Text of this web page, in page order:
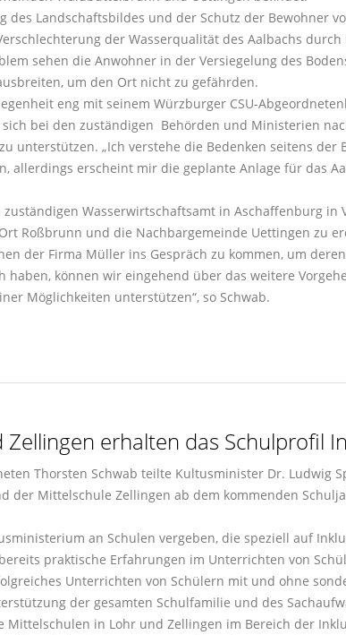
Landschaftsbildes und der Schutz der Bewohner
der Wasserqualität des Aalbachs
sehen die Anwohner in der Versiegelung des
um den Ort nicht zu gefährden.
eng mit seinem Würzburger CSU-
bei den zuständigen Behörden und Ministerien
unterstützen. „Ich verstehe die Bedenken seitens der
allerdings erscheint mir die geplante Anlage für das
Wasserwirtschaftsamt in Aschaffenburg in
Roßbrunn und die Nachbargemeinde Uettingen zu
der Firma Müller ins Gespräch zu kommen, um
können wir eingehend über das weitere
Möglichkeiten unterstützen“, so Schwab.
erhalten das Schulprofil
Thorsten Schwab teilte Kultusminister Dr. Ludwig
der Mittelschule Zellingen ab dem kommenden
an Schulen vergeben, die speziell auf
praktische Erfahrungen im Unterrichten von
Unterrichten von Schülern mit und ohne
der gesamten Schulfamilie und des
Mittelschulen in Lohr und Zellingen im Bereich der